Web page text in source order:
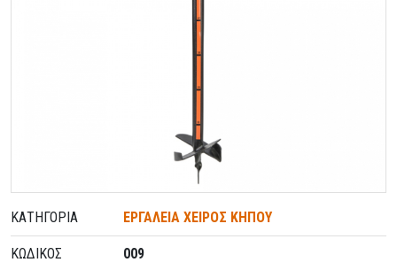
ΚΑΤΗΓΟΡΊΑ ΕΡΓΑΛΕΙΑ ΧΕΙΡΟΣ ΚΗΠΟΥ
ΚΩΔΙΚΌΣ 009